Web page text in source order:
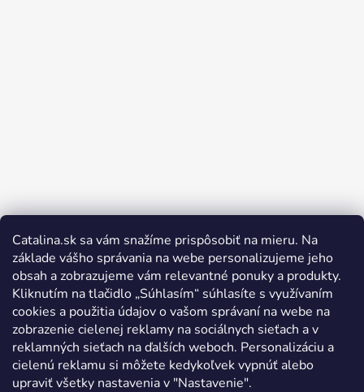
Catalina.sk sa vám snažíme prispôsobiť na mieru. Na
základe vášho správania na webe personalizujeme jeho
obsah a zobrazujeme vám relevantné ponuky a produkty.
Kliknutím na tlačidlo „Súhlasím“ súhlasíte s využívaním
cookies a použitia údajov o vašom správaní na webe na
zobrazenie cielenej reklamy na sociálnych sieťach a v
reklamných sieťach na ďalších weboch. Personalizáciu a
cielenú reklamu si môžete kedykoľvek vypnúť alebo
upraviť všetky nastavenia v "Nastavenie".
Sledovať na Instagrame